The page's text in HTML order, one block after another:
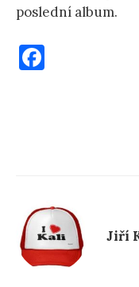
poslední album.
o
k Jiří